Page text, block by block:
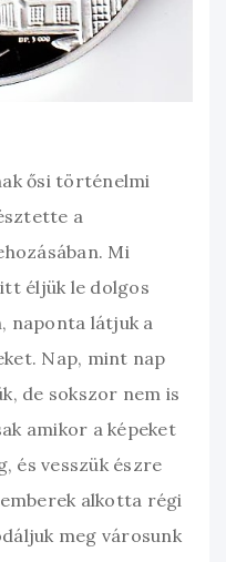
ősi történelmi
a
Mi
éljük le dolgos
naponta látjuk a
Nap, mint nap
de sokszor nem is
amikor a képeket
és vesszük észre
alkotta régi
meg városunk